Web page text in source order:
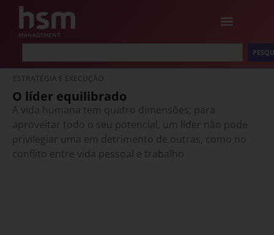
ESTRATÉGIA E EXECUÇÃO
O líder equilibrado
A vida humana tem quatro dimensões; para
aproveitar todo o seu potencial, um líder não pode
privilegiar uma em detrimento de outras, como no
conflito entre vida pessoal e trabalho